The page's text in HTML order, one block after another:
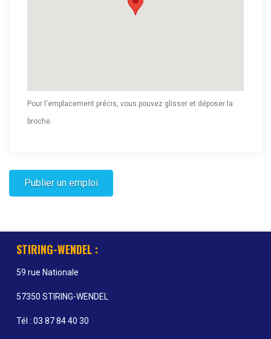
Pour l'emplacement précis, vous pouvez glisser et déposer la
broche.
STIRING-WENDEL :
59 rue Nationale
57350 STIRING-WENDEL
Tél : 03 87 84 40 30